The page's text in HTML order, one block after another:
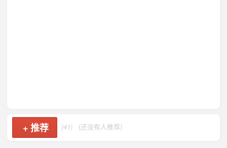
+推荐 (41) (还没有人推荐)